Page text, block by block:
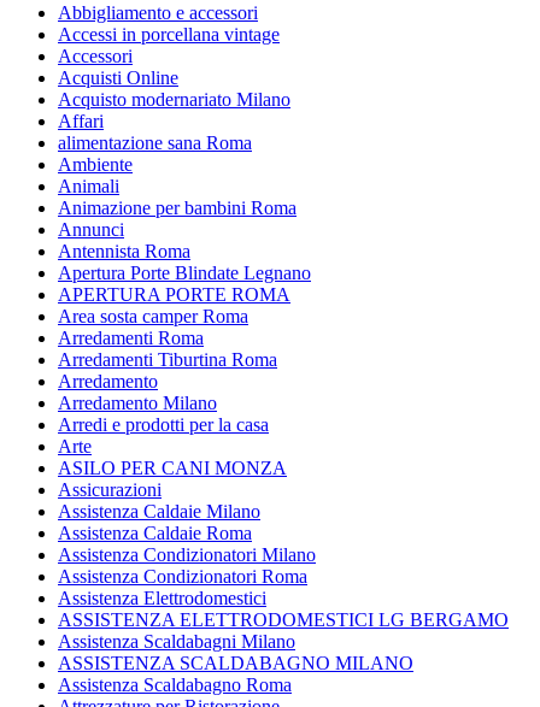
Abbigliamento e accessori
Accessi in porcellana vintage
Accessori
Acquisti Online
Acquisto modernariato Milano
Affari
alimentazione sana Roma
Ambiente
Animali
Animazione per bambini Roma
Annunci
Antennista Roma
Apertura Porte Blindate Legnano
APERTURA PORTE ROMA
Area sosta camper Roma
Arredamenti Roma
Arredamenti Tiburtina Roma
Arredamento
Arredamento Milano
Arredi e prodotti per la casa
Arte
ASILO PER CANI MONZA
Assicurazioni
Assistenza Caldaie Milano
Assistenza Caldaie Roma
Assistenza Condizionatori Milano
Assistenza Condizionatori Roma
Assistenza Elettrodomestici
ASSISTENZA ELETTRODOMESTICI LG BERGAMO
Assistenza Scaldabagni Milano
ASSISTENZA SCALDABAGNO MILANO
Assistenza Scaldabagno Roma